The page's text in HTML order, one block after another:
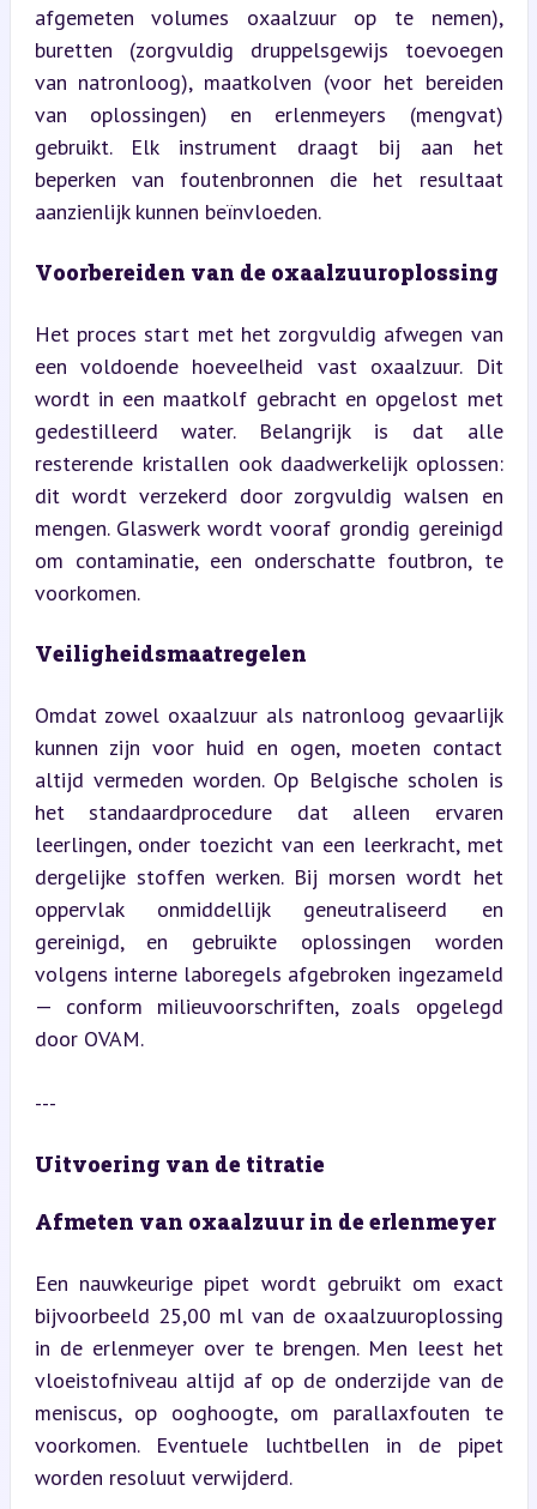
afgemeten volumes oxaalzuur op te nemen),
buretten (zorgvuldig druppelsgewijs toevoegen
van natronloog), maatkolven (voor het bereiden
van oplossingen) en erlenmeyers (mengvat)
gebruikt. Elk instrument draagt bij aan het
beperken van foutenbronnen die het resultaat
aanzienlijk kunnen beïnvloeden.
Voorbereiden van de oxaalzuuroplossing
Het proces start met het zorgvuldig afwegen van
een voldoende hoeveelheid vast oxaalzuur. Dit
wordt in een maatkolf gebracht en opgelost met
gedestilleerd water. Belangrijk is dat alle
resterende kristallen ook daadwerkelijk oplossen:
dit wordt verzekerd door zorgvuldig walsen en
mengen. Glaswerk wordt vooraf grondig gereinigd
om contaminatie, een onderschatte foutbron, te
voorkomen.
Veiligheidsmaatregelen
Omdat zowel oxaalzuur als natronloog gevaarlijk
kunnen zijn voor huid en ogen, moeten contact
altijd vermeden worden. Op Belgische scholen is
het standaardprocedure dat alleen ervaren
leerlingen, onder toezicht van een leerkracht, met
dergelijke stoffen werken. Bij morsen wordt het
oppervlak onmiddellijk geneutraliseerd en
gereinigd, en gebruikte oplossingen worden
volgens interne laboregels afgebroken ingezameld
— conform milieuvoorschriften, zoals opgelegd
door OVAM.
---
Uitvoering van de titratie
Afmeten van oxaalzuur in de erlenmeyer
Een nauwkeurige pipet wordt gebruikt om exact
bijvoorbeeld 25,00 ml van de oxaalzuuroplossing
in de erlenmeyer over te brengen. Men leest het
vloeistofniveau altijd af op de onderzijde van de
meniscus, op ooghoogte, om parallaxfouten te
voorkomen. Eventuele luchtbellen in de pipet
worden resoluut verwijderd.